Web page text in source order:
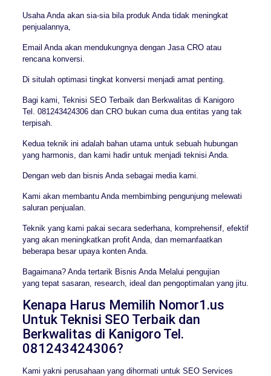
Usaha Anda akan sia-sia bila produk Anda tidak meningkat
penjualannya,
Email Anda akan mendukungnya dengan Jasa CRO atau
rencana konversi.
Di situlah optimasi tingkat konversi menjadi amat penting.
Bagi kami, Teknisi SEO Terbaik dan Berkwalitas di Kanigoro
Tel. 081243424306 dan CRO bukan cuma dua entitas yang tak
terpisah.
Kedua teknik ini adalah bahan utama untuk sebuah hubungan
yang harmonis, dan kami hadir untuk menjadi teknisi Anda.
Dengan web dan bisnis Anda sebagai media kami.
Kami akan membantu Anda membimbing pengunjung melewati
saluran penjualan.
Teknik yang kami pakai secara sederhana, komprehensif, efektif
yang akan meningkatkan profit Anda, dan memanfaatkan
beberapa besar upaya konten Anda.
Bagaimana? Anda tertarik Bisnis Anda Melalui pengujian
yang tepat sasaran, research, ideal dan pengoptimalan yang jitu.
Kenapa Harus Memilih Nomor1.us
Untuk Teknisi SEO Terbaik dan
Berkwalitas di Kanigoro Tel.
081243424306?
Kami yakni perusahaan yang dihormati untuk SEO Services